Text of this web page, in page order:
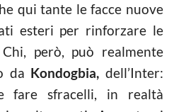
qui tante le facce nuove
esteri per rinforzare le
però, può realmente
da Kondogbia, dell’Inter:
fare sfracelli, in realtà